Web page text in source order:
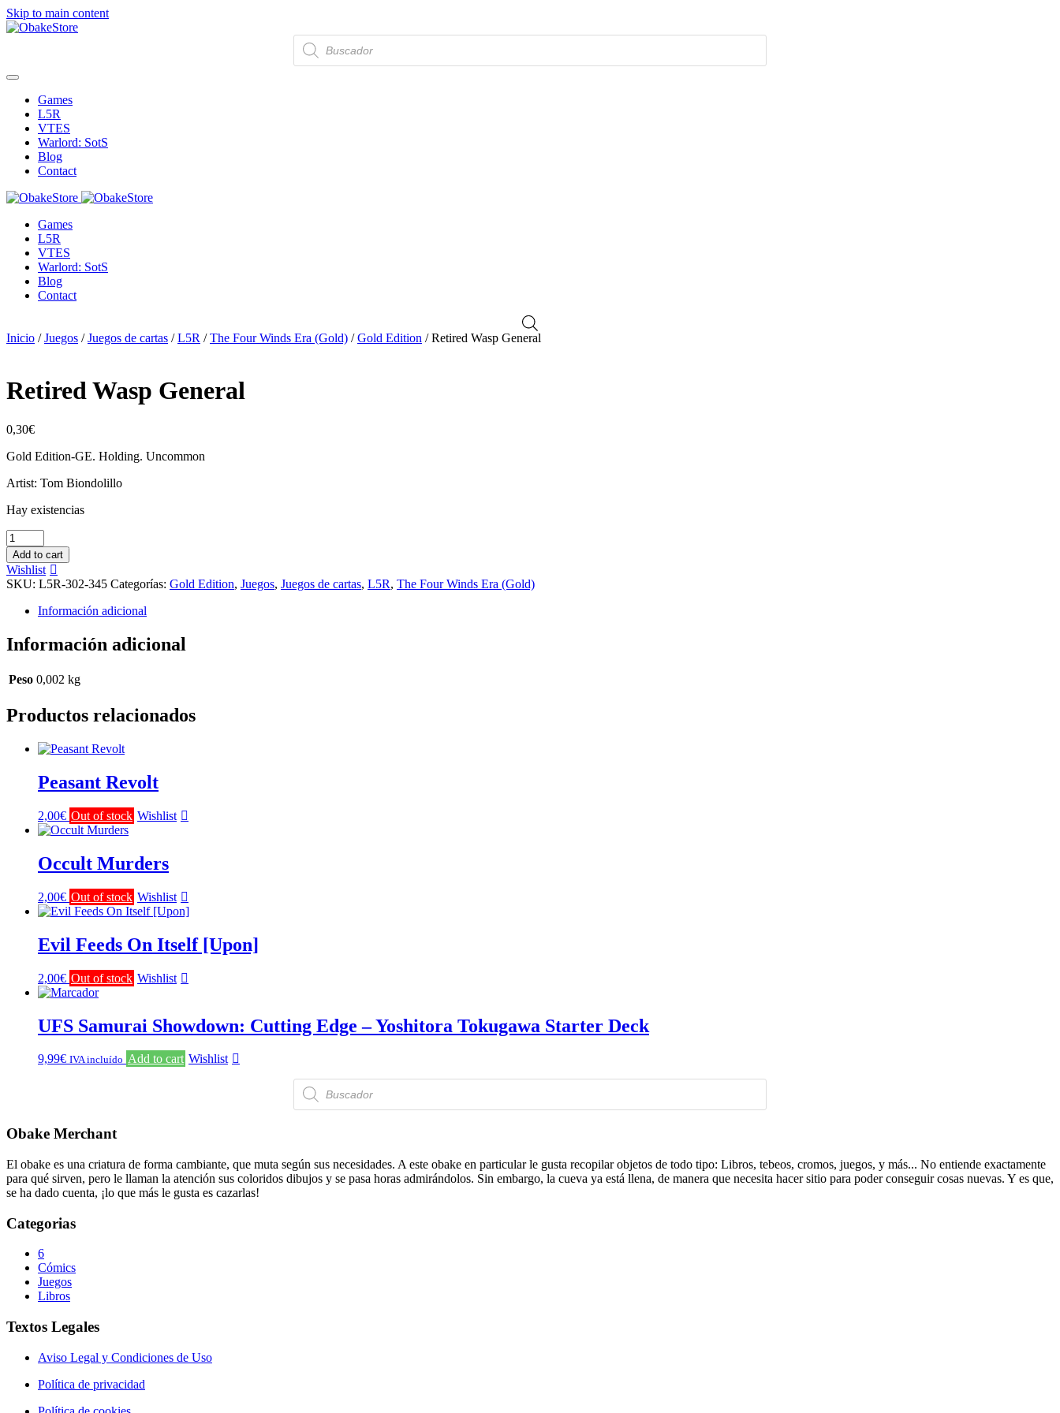
Skip to main content
Búsqueda
de
productos
Games
L5R
VTES
Warlord: SotS
Blog
Contact
Games
L5R
VTES
Warlord: SotS
Blog
Contact
Inicio /Juegos /Juegos de cartas /L5R /The Four Winds Era (Gold) /Gold Edition / Retired Wasp General
Retired Wasp General
0,30€
Gold Edition-GE. Holding. Uncommon
Artist: Tom Biondolillo
Hay existencias
Retired
Wasp
General
cantidad
Add to cart
Wishlist
SKU: L5R-302-345 Categorías: Gold Edition, Juegos, Juegos de cartas, L5R, The Four Winds Era (Gold)
Información adicional
Información adicional
Peso 0,002 kg
Productos relacionados
Peasant Revolt
2,00€ Out of stock Wishlist
Occult Murders
2,00€ Out of stock Wishlist
Evil Feeds On Itself [Upon]
2,00€ Out of stock Wishlist
UFS Samurai Showdown: Cutting Edge – Yoshitora Tokugawa Starter Deck
9,99€ IVA incluído Add to cart Wishlist
Búsqueda
de
productos
Obake Merchant
El obake es una criatura de forma cambiante, que muta según sus necesidades. A este obake en particular le gusta recopilar objetos de todo tipo: Libros, tebeos, cromos, juegos, y más... No entiende exactamente
para qué sirven, pero le llaman la atención sus coloridos dibujos y se pasa horas admirándolos. Sin embargo, la cueva ya está llena, de manera que necesita hacer sitio para poder conseguir cosas nuevas. Y es que,
se ha dado cuenta, ¡lo que más le gusta es cazarlas!
Categorias
6
Cómics
Juegos
Libros
Textos Legales
Aviso Legal y Condiciones de Uso
Política de privacidad